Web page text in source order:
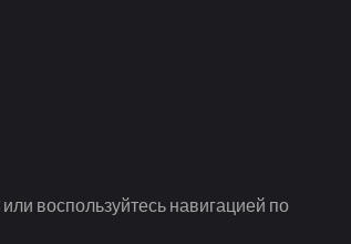
воспользуйтесь навигацией по